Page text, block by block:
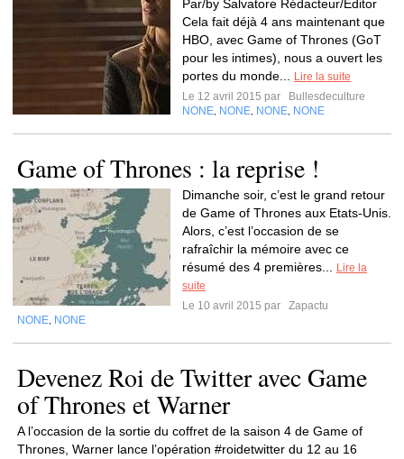
Par/by Salvatore Rédacteur/Editor
Cela fait déjà 4 ans maintenant que
HBO, avec Game of Thrones (GoT
pour les intimes), nous a ouvert les
portes du monde...
Lire la suite
Le 12 avril 2015 par
Bullesdeculture
NONE NONE NONE NONE
Game of Thrones : la reprise !
Dimanche soir, c’est le grand retour
de Game of Thrones aux Etats-Unis.
Alors, c’est l’occasion de se
rafraîchir la mémoire avec ce
résumé des 4 premières...
Lire la
suite
Le 10 avril 2015 par
Zapactu
NONE NONE
Devenez Roi de Twitter avec Game
of Thrones et Warner
A l’occasion de la sortie du coffret de la saison 4 de Game of
Thrones, Warner lance l’opération #roidetwitter du 12 au 16